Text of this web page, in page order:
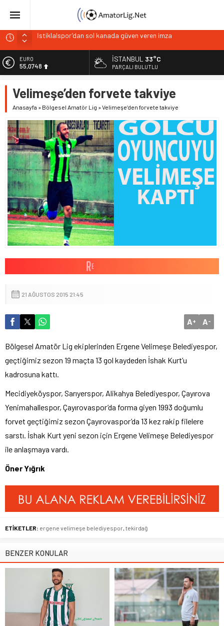
İstiklalspor’dan sol kanada güven veren imza
Paşabahçespor’da sportif direktörlük görevine Mehmet
İstanbul Gençlerbirliği hücum hattını güçlendirdi
Vardarspor teknik ekibiyle yola devam ediyor
Kuzeyin Kaplanları Kaygısız ile yeniden
EURO
55,0748
6.623,43
BİST
DOLAR
47,7048
İSTANBUL 33°C
PARÇALI BULUTLU
Velimeşe’den forvete takviye
Anasayfa » Bölgesel Amatör Lig »Velimeşe’den forvete takviye
21 AĞUSTOS 2015 21:45
A+ A-
Bölgesel Amatör Lig ekiplerinden Ergene Velimeşe Belediyespor,
geçtiğimiz sezon 19 maçta 13 gol kaydeden İshak Kurt’u
kadrosuna kattı.
Mecidiyeköyspor, Sarıyerspor, Alikahya Belediyespor, Çayırova
Yenimahallespor, Çayırovaspor’da forma giyen 1993 doğumlu
forvet geçtiğimiz sezon Çayırovaspor’da 13 kez rakip filelere
sarstı. İshak Kurt yeni sezon için Ergene Velimeşe Belediyespor
ile anlaşmaya vardı.
Öner Yığrık
ETİKETLER: ergene velimeşe belediyespor tekirdağ
BENZER KONULAR